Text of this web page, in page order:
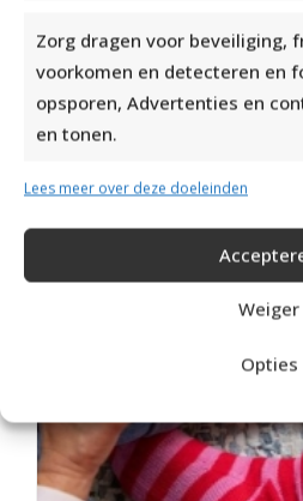
Zorg dragen voor beveiliging,
voorkomen en detecteren en
opsporen, Advertenties en
en tonen.
Lees meer over deze doeleinden
Weiger
Opties
MOOIE RUIMVALLENDE